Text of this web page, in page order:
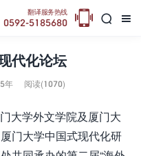


翻译服务热线
0592-5185680 
代化论坛
年 阅读(1070)
大学外文学院及厦门大
门大学中国式现代化研